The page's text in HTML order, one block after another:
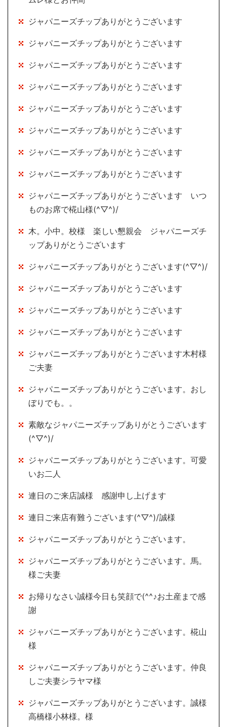
ジャパニーズチップありがとうございます
ジャパニーズチップありがとうございます
ジャパニーズチップありがとうございます
ジャパニーズチップありがとうございます
ジャパニーズチップありがとうございます
ジャパニーズチップありがとうございます
ジャパニーズチップありがとうございます
ジャパニーズチップありがとうございます
ジャパニーズチップありがとうございます いつ
ものお席で椛山様(^▽^)/
木。小中。校様 楽しい懇親会 ジャパニーズチ
ップありがとうございます
ジャパニーズチップありがとうございます(^▽^)/
ジャパニーズチップありがとうございます
ジャパニーズチップありがとうございます
ジャパニーズチップありがとうございます
ジャパニーズチップありがとうございます木村様
ご夫妻
ジャパニーズチップありがとうございます。おし
ぼりでも。。
素敵なジャパニーズチップありがとうございます
(^▽^)/
ジャパニーズチップありがとうございます。可愛
いお二人
連日のご来店誠様 感謝申し上げます
連日ご来店有難うございます(^▽^)/誠様
ジャパニーズチップありがとうございます。
ジャパニーズチップありがとうございます。馬。
様ご夫妻
お帰りなさい誠様今日も笑顔で(^^♪お土産まで感
謝
ジャパニーズチップありがとうございます。椛山
様
ジャパニーズチップありがとうございます。仲良
しご夫妻シラヤマ様
ジャパニーズチップありがとうございます。誠様
高橋様小林様。様